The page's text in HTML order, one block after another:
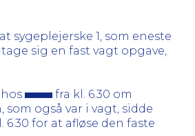
1, som eneste
sig en fast vagt opgave,
fra kl. 6.30 om
også var i vagt, sidde
for at afløse den faste